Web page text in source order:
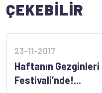
ÇEKEBİLİR
23-11-2017
Haftanın
Festivali’nde!...